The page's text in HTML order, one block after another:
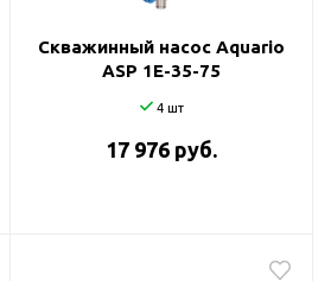
Скважинный насос Aquario
ASP 1E-35-75
4 шт
17 976 руб.